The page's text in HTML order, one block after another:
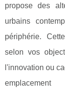
propose des
urbains
périphérie.
selon vos
l'innovation ou